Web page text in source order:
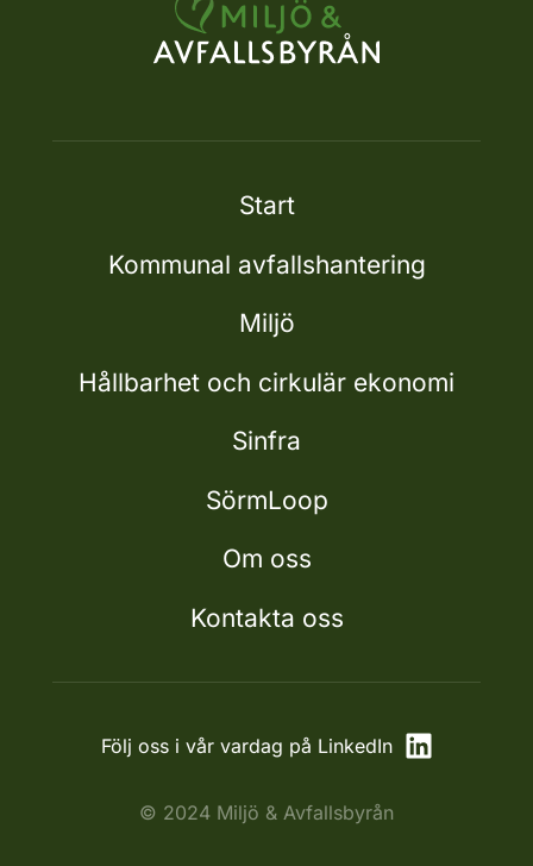
Start
Kommunal avfallshantering
Miljö
Hållbarhet och cirkulär ekonomi
Sinfra
SörmLoop
Om oss
Kontakta oss
© 2024 Miljö & Avfallsbyrån
Följ oss i vår vardag på LinkedIn